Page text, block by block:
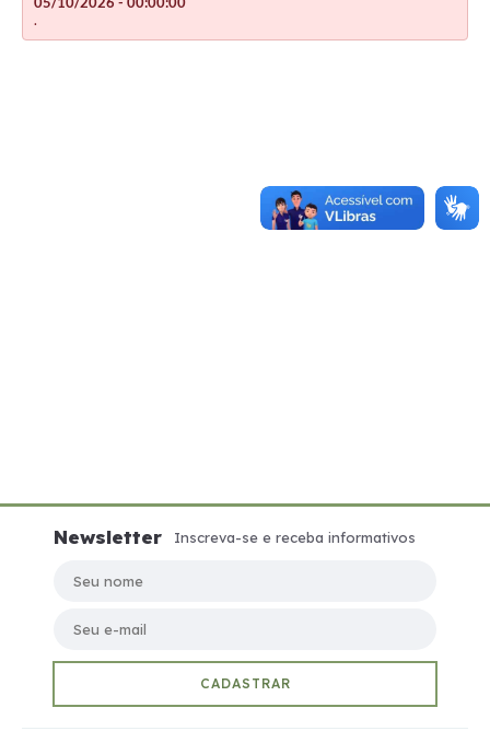
.
Newsletter
Inscreva-se e receba informativos
CADASTRAR